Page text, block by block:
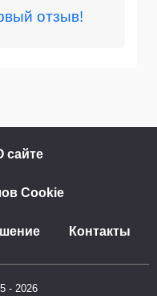
отзыв!
сайте
Cookie
Контакты
- 2026